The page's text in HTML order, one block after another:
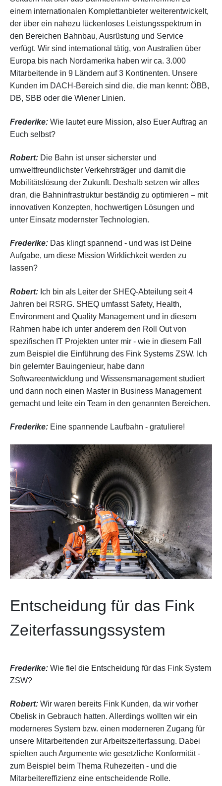
einem internationalen Komplettanbieter weiterentwickelt,
der über ein nahezu lückenloses Leistungsspektrum in
den Bereichen Bahnbau, Ausrüstung und Service
verfügt. Wir sind international tätig, von Australien über
Europa bis nach Nordamerika haben wir ca. 3.000
Mitarbeitende in 9 Ländern auf 3 Kontinenten. Unsere
Kunden im DACH-Bereich sind die, die man kennt: ÖBB,
DB, SBB oder die Wiener Linien.
Frederike: Wie lautet eure Mission, also Euer Auftrag an
Euch selbst?
Robert: Die Bahn ist unser sicherster und
umweltfreundlichster Verkehrsträger und damit die
Mobilitätslösung der Zukunft. Deshalb setzen wir alles
dran, die Bahninfrastruktur beständig zu optimieren – mit
innovativen Konzepten, hochwertigen Lösungen und
unter Einsatz modernster Technologien.
Frederike: Das klingt spannend - und was ist Deine
Aufgabe, um diese Mission Wirklichkeit werden zu
lassen?
Robert: Ich bin als Leiter der SHEQ-Abteilung seit 4
Jahren bei RSRG. SHEQ umfasst Safety, Health,
Environment and Quality Management und in diesem
Rahmen habe ich unter anderem den Roll Out von
spezifischen IT Projekten unter mir - wie in diesem Fall
zum Beispiel die Einführung des Fink Systems ZSW. Ich
bin gelernter Bauingenieur, habe dann
Softwareentwicklung und Wissensmanagement studiert
und dann noch einen Master in Business Management
gemacht und leite ein Team in den genannten Bereichen.
Frederike: Eine spannende Laufbahn - gratuliere!
Entscheidung für das Fink
Zeiterfassungssystem
Frederike: Wie fiel die Entscheidung für das Fink System
ZSW?
Robert: Wir waren bereits Fink Kunden, da wir vorher
Obelisk in Gebrauch hatten. Allerdings wollten wir ein
moderneres System bzw. einen moderneren Zugang für
unsere Mitarbeitenden zur Arbeitszeiterfassung. Dabei
spielten auch Argumente wie gesetzliche Konformität -
zum Beispiel beim Thema Ruhezeiten - und die
Mitarbeitereffizienz eine entscheidende Rolle.